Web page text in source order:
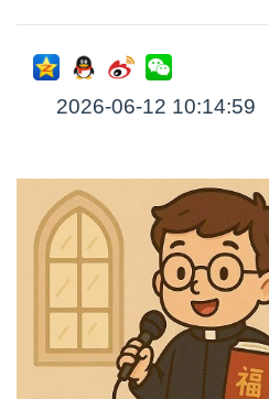
2026-06-12 10:14:59